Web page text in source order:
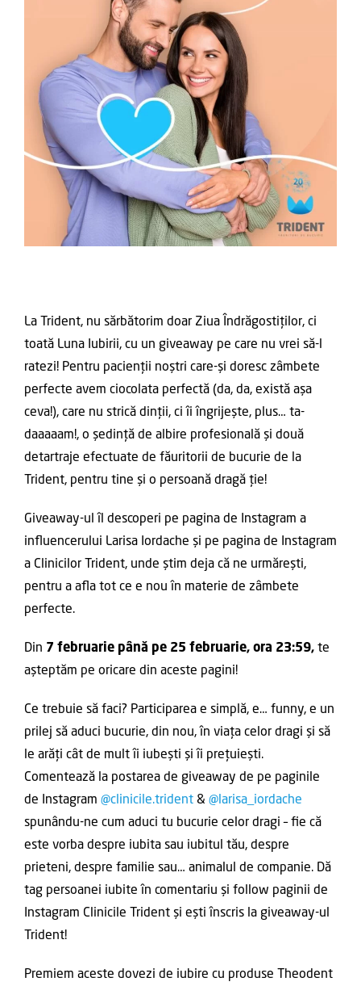
La Trident, nu sărbătorim doar Ziua Îndrăgostiților, ci
toată Luna Iubirii, cu un giveaway pe care nu vrei să-l
ratezi! Pentru pacienții noștri care-și doresc zâmbete
perfecte avem ciocolata perfectă (da, da, există așa
ceva!), care nu strică dinții, ci îi îngrijește, plus… ta-
daaaaam!, o ședință de albire profesională și două
detartraje efectuate de făuritorii de bucurie de la
Trident, pentru tine și o persoană dragă ție!
Giveaway-ul îl descoperi pe pagina de Instagram a
influencerului Larisa Iordache și pe pagina de Instagram
a Clinicilor Trident, unde știm deja că ne urmărești,
pentru a afla tot ce e nou în materie de zâmbete
perfecte.
Din 7 februarie până pe 25 februarie, ora 23:59, te
așteptăm pe oricare din aceste pagini!
Ce trebuie să faci? Participarea e simplă, e… funny, e un
prilej să aduci bucurie, din nou, în viața celor dragi și să
le arăți cât de mult îi iubești și îi prețuiești.
Comentează la postarea de giveaway de pe paginile
de Instagram @clinicile.trident & @larisa_iordache
spunându-ne cum aduci tu bucurie celor dragi – fie că
este vorba despre iubita sau iubitul tău, despre
prieteni, despre familie sau… animalul de companie. Dă
tag persoanei iubite în comentariu și follow paginii de
Instagram Clinicile Trident și ești înscris la giveaway-ul
Trident!
Premiem aceste dovezi de iubire cu produse Theodent